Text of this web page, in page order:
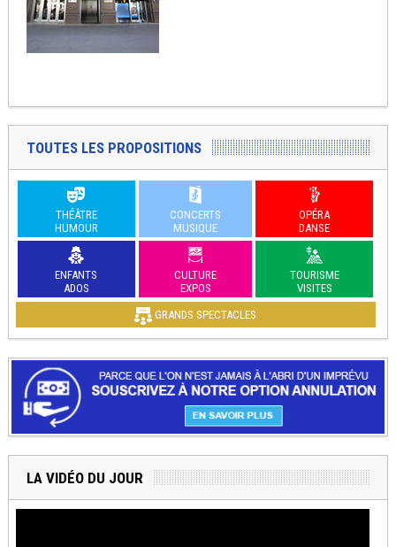
TOUTES LES PROPOSITIONS
THÉÂTRE
HUMOUR
CONCERTS
MUSIQUE
OPÉRA
DANSE
ENFANTS
ADOS
CULTURE
EXPOS
TOURISME
VISITES
GRANDS SPECTACLES
LA VIDÉO DU JOUR